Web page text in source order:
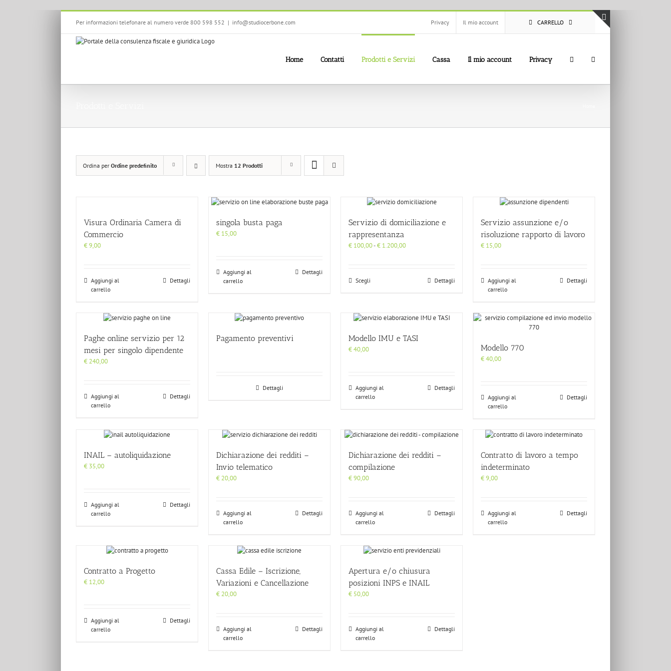
Per informazioni telefonare al numero verde 800 598 552 | info@studiocerbone.com Privacy Il mio account CARRELLO
Home Contatti Prodotti e Servizi Cassa Il mio account Privacy
Ordina per Ordine predefinito Mostra 12 Prodotti
Visura Ordinaria Camera di
Commercio
€9,00
Aggiungi al
carrello
Dettagli
singola busta paga
€ 15,00
Aggiungi al
carrello
Dettagli
Servizio di domiciliazione e
rappresentanza
€ 100,00-€ 1.200,00Fascia
€ 100,00
Scegli Dettagli
Servizio assunzione e/o
risoluzione rapporto di lavoro
€ 15,00
Aggiungi al
carrello
Dettagli
Paghe online servizio per 12
mesi per singolo dipendente
€ 240,00
Aggiungi al
carrello
Dettagli
Pagamento preventivi
Dettagli
Modello IMU e TASI
€40,00
Aggiungi al
carrello
Dettagli
Modello 770
€40,00
Aggiungi al
carrello
Dettagli
INAIL – autoliquidazione
€ 35,00
Aggiungi al
carrello
Dettagli
Dichiarazione dei redditi –
Invio telematico
€ 20,00
Aggiungi al
carrello
Dettagli
Dichiarazione dei redditi –
compilazione
€90,00
Aggiungi al
carrello
Dettagli
Contratto di lavoro a tempo
indeterminato
€9,00
Aggiungi al
carrello
Dettagli
Contratto a Progetto
€ 12,00
Aggiungi al
carrello
Dettagli
Cassa Edile – Iscrizione,
Variazioni e Cancellazione
€ 20,00
Aggiungi al
carrello
Dettagli
Apertura e/o chiusura
posizioni INPS e INAIL
€ 50,00
Aggiungi al
carrello
Dettagli
Toggle